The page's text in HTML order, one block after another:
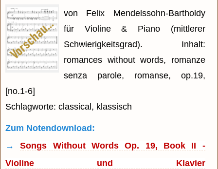
von Felix Mendelssohn-Bartholdy
für Violine & Piano (mittlerer
Schwierigkeitsgrad). Inhalt:
romances without words, romanze
senza parole, romanse, op.19,
[no.1-6]
Schlagworte: classical, klassisch
Zum Notendownload:
→Songs Without Words Op. 19, Book II -
Violine und Klavier